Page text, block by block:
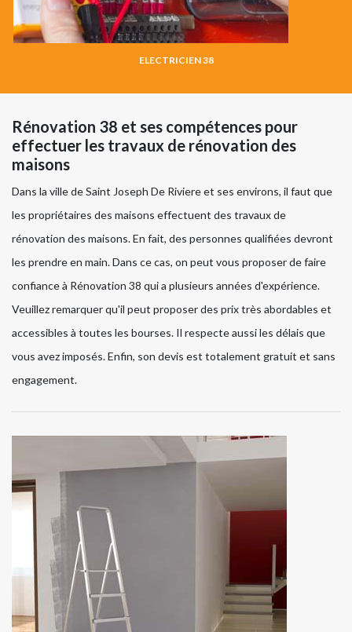
ELECTRICIEN 38
Rénovation 38 et ses compétences pour
effectuer les travaux de rénovation des
maisons
Dans la ville de Saint Joseph De Riviere et ses environs, il faut que
les propriétaires des maisons effectuent des travaux de
rénovation des maisons. En fait, des personnes qualifiées devront
les prendre en main. Dans ce cas, on peut vous proposer de faire
confiance à Rénovation 38 qui a plusieurs années d'expérience.
Veuillez remarquer qu'il peut proposer des prix très abordables et
accessibles à toutes les bourses. Il respecte aussi les délais que
vous avez imposés. Enfin, son devis est totalement gratuit et sans
engagement.